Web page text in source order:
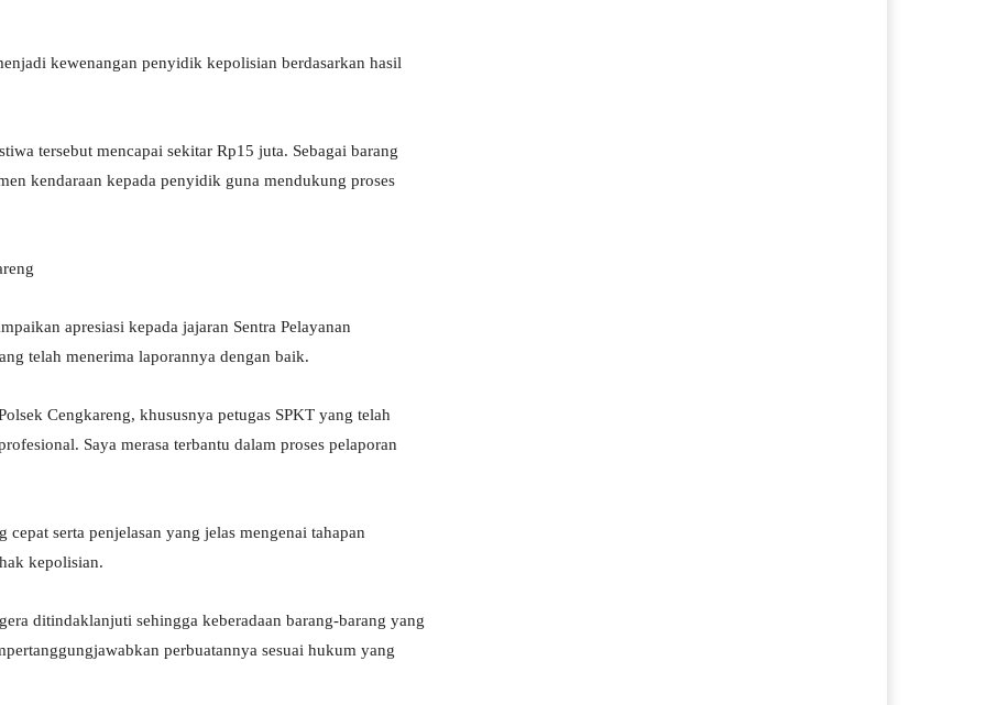
kewenangan penyidik kepolisian berdasarkan hasil
tersebut mencapai sekitar Rp15 juta. Sebagai barang
kendaraan kepada penyidik guna mendukung proses
apresiasi kepada jajaran Sentra Pelayanan
telah menerima laporannya dengan baik.
Cengkareng, khususnya petugas SPKT yang telah
Saya merasa terbantu dalam proses pelaporan
serta penjelasan yang jelas mengenai tahapan
kepolisian.
ditindaklanjuti sehingga keberadaan barang-barang yang
perbuatannya sesuai hukum yang